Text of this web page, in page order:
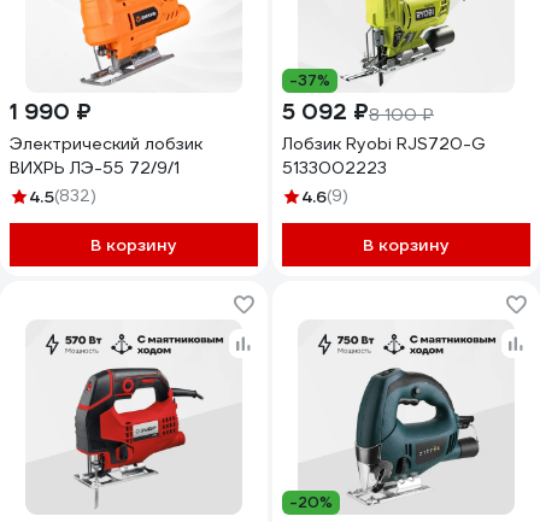
1 990 ₽
Электрический лобзик
ВИХРЬ ЛЭ-55 72/9/1
4.5(832)
В корзину
-37%
5 092 ₽8 100 ₽
Лобзик Ryobi RJS720-G
5133002223
4.6(9)
В корзину
-20%